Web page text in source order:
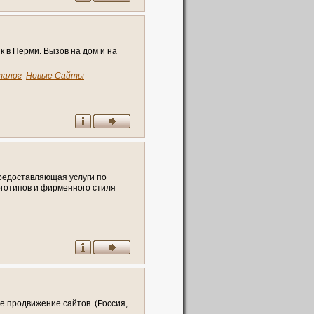
в Перми. Вызов на дом и на
Новые Сайты
услуги по
и фирменного стиля
seo-оптимизация и
и увеличат количество
продвижение сайтов. (Россия,